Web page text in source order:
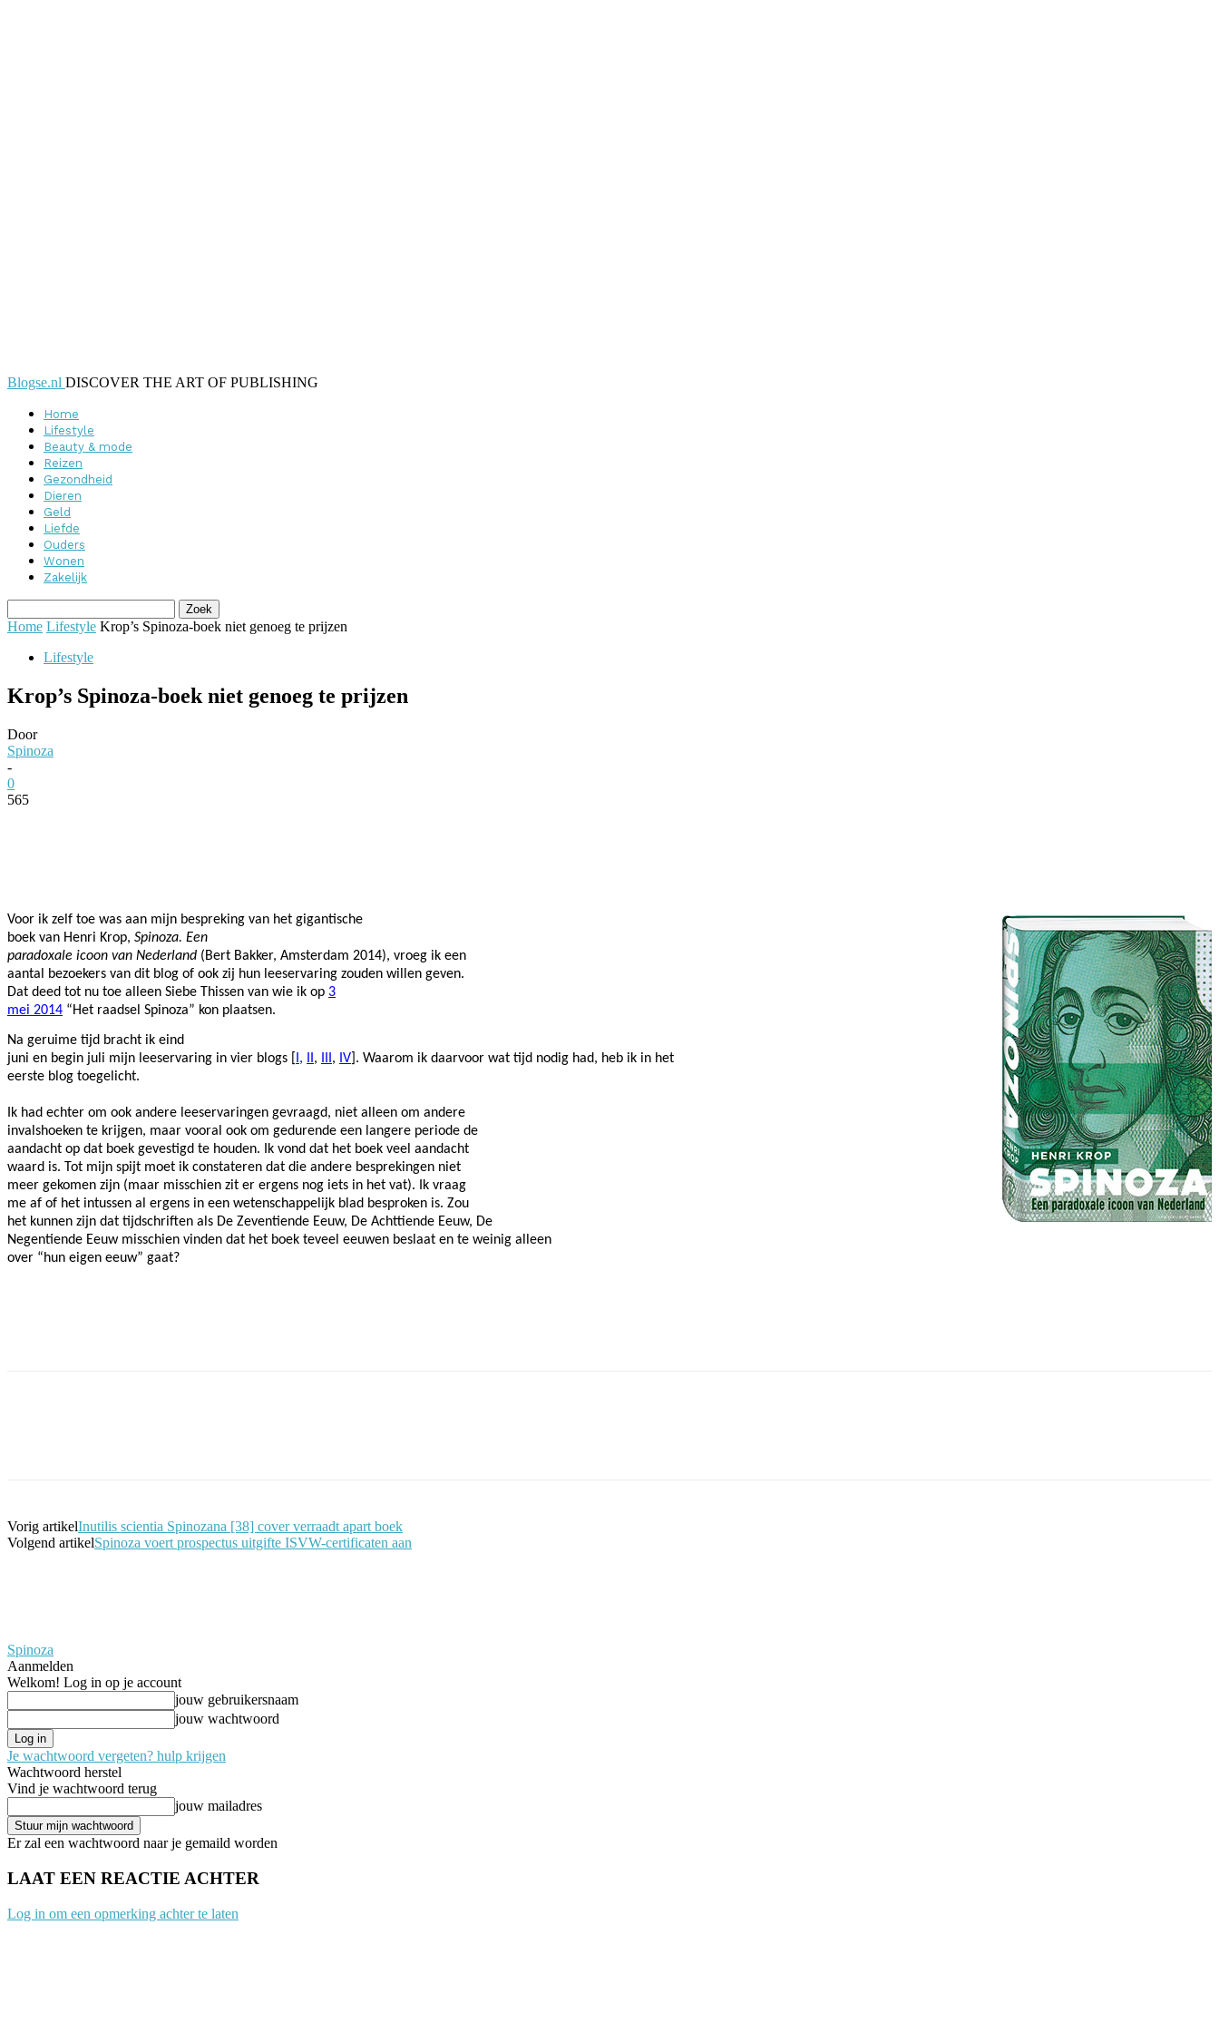
Blogse.nl DISCOVER THE ART OF PUBLISHING
Home
Lifestyle
Beauty & mode
Reizen
Gezondheid
Dieren
Geld
Liefde
Ouders
Wonen
Zakelijk
Home Lifestyle Krop’s Spinoza-boek niet genoeg te prijzen
Lifestyle
Krop’s Spinoza-boek niet genoeg te prijzen
Door
Spinoza
-
0
565
Voor ik zelf toe was aan mijn bespreking van het gigantische
boek van Henri Krop, Spinoza. Een
paradoxale icoon van Nederland (Bert Bakker, Amsterdam 2014), vroeg ik een
aantal bezoekers van dit blog of ook zij hun leeservaring zouden willen geven.
Dat deed tot nu toe alleen Siebe Thissen van wie ik op 3
mei 2014 “Het raadsel Spinoza” kon plaatsen.
Na geruime tijd bracht ik eind
juni en begin juli mijn leeservaring in vier blogs [
I, , , IV ]. Waarom ik daarvoor wat tijd nodig had, heb ik in het
eerste blog toegelicht.
Ik had echter om ook andere leeservaringen gevraagd, niet alleen om andere
invalshoeken te krijgen, maar vooral ook om gedurende een langere periode de
aandacht op dat boek gevestigd te houden. Ik vond dat het boek veel aandacht
waard is. Tot mijn spijt moet ik constateren dat die andere besprekingen niet
meer gekomen zijn (maar misschien zit er ergens nog iets in het vat). Ik vraag
me af of het intussen al ergens in een wetenschappelijk blad besproken is. Zou
het kunnen zijn dat tijdschriften als De Zeventiende Eeuw, De Achttiende Eeuw, De
Negentiende Eeuw misschien vinden dat het boek teveel eeuwen beslaat en te weinig alleen
over “hun eigen eeuw” gaat?
Vorig artikelInutilis scientia Spinozana [38] cover verraadt apart boek
Volgend artikelSpinoza voert prospectus uitgifte ISVW-certificaten aan
Spinoza
Aanmelden
Welkom! Log in op je account
jouw gebruikersnaam
jouw wachtwoord
Je wachtwoord vergeten? hulp krijgen
Wachtwoord herstel
Vind je wachtwoord terug
jouw mailadres
Er zal een wachtwoord naar je gemaild worden
LAAT EEN REACTIE ACHTER
Log in om een opmerking achter te laten